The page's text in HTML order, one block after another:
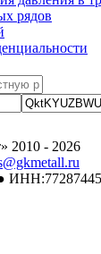
рядов
2010 - 2026